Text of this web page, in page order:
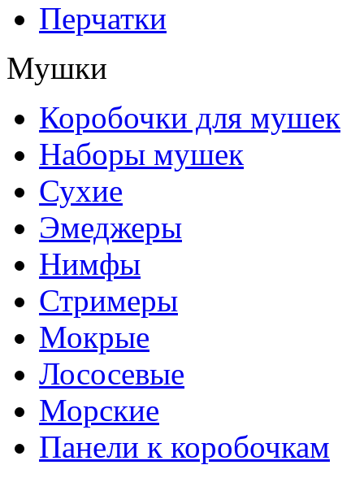
Перчатки
Мушки
Коробочки для мушек
Наборы мушек
Сухие
Эмеджеры
Нимфы
Стримеры
Мокрые
Лососевые
Морские
Панели к коробочкам